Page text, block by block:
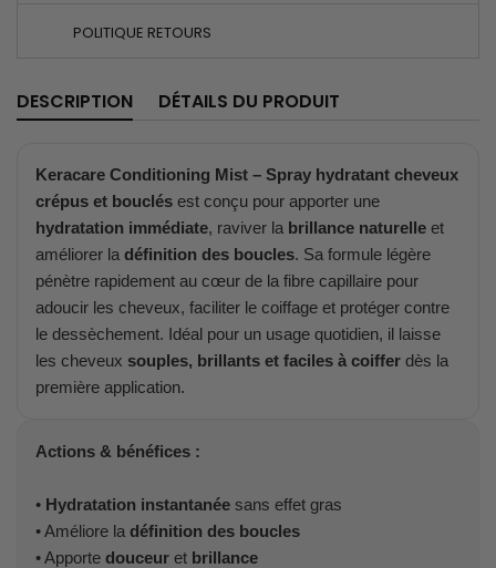
POLITIQUE RETOURS
DESCRIPTION DÉTAILS DU PRODUIT
Keracare Conditioning Mist – Spray hydratant cheveux
crépus et bouclés est conçu pour apporter une
hydratation immédiate, raviver la brillance naturelle et
améliorer la définition des boucles. Sa formule légère
pénètre rapidement au cœur de la fibre capillaire pour
adoucir les cheveux, faciliter le coiffage et protéger contre
le dessèchement. Idéal pour un usage quotidien, il laisse
les cheveux souples, brillants et faciles à coiffer dès la
première application.
Actions & bénéfices :
• Hydratation instantanée sans effet gras
• Améliore la définition des boucles
• Apporte douceur et brillance